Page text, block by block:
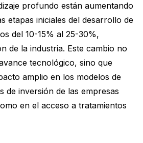
profundo están aumentando
etapas iniciales del desarrollo de
del 10-15% al 25-30%,
de la industria. Este cambio no
tecnológico, sino que
amplio en los modelos de
de inversión de las empresas
en el acceso a tratamientos